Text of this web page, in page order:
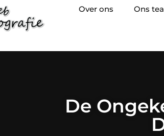
Over ons Ons
De